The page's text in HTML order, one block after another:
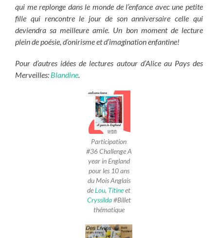
qui me replonge dans le monde de l’enfance avec une petite
fille qui rencontre le jour de son anniversaire celle qui
deviendra sa meilleure amie. Un bon moment de lecture
plein de poésie, d’onirisme et d’imagination enfantine!
Pour d’autres idées de lectures autour d’Alice au Pays des
Merveilles: Blandine
Participation
#36 Challenge A
year in England
pour les 10 ans
du Mois Anglais
deLou, Titineet
Cryssilda#Billet
thématique